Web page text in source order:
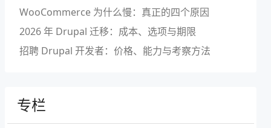
WooCommerce 为什么慢：真正的四个原因
2026 年 Drupal 迁移：成本、选项与期限
招聘 Drupal 开发者：价格、能力与考察方法
专栏